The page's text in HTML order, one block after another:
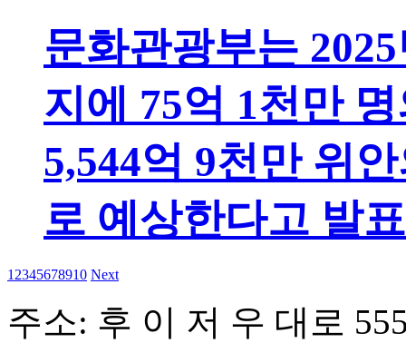
문화관광부는
지에 75억 1천만
5,544억 9천만 위
로 예상한다고 발
1 2345678910 Next
주소: 후 이 저 우 대로